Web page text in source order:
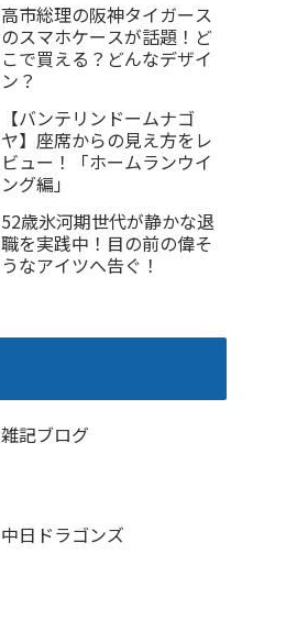
高市総理の阪神タイガース
のスマホケースが話題！ど
こで買える？どんなデザイ
ン？
【バンテリンドームナゴ
ヤ】座席からの見え方をレ
ビュー！「ホームランウイ
ング編」
52歳氷河期世代が静かな退
職を実践中！目の前の偉そ
うなアイツへ告ぐ！
雑記ブログ
中日ドラゴンズ